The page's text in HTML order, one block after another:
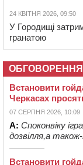
24 КВІТНЯ 2026, 09:50
У Городищі
гранатою
ОБГОВОРЕННЯ
Встановити
Черкасах
07 СЕРПНЯ 2026, 10:09
А: Споконвіку
дозвілля,а
Встановити